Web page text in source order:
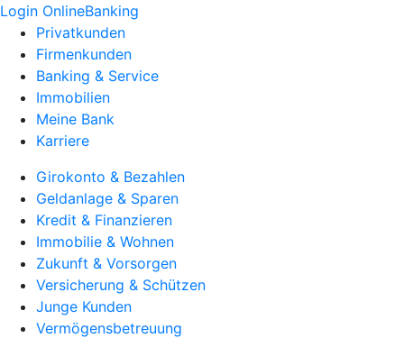
Login OnlineBanking
Privatkunden
Firmenkunden
Banking & Service
Immobilien
Meine Bank
Karriere
Girokonto & Bezahlen
Geldanlage & Sparen
Kredit & Finanzieren
Immobilie & Wohnen
Zukunft & Vorsorgen
Versicherung & Schützen
Junge Kunden
Vermögensbetreuung